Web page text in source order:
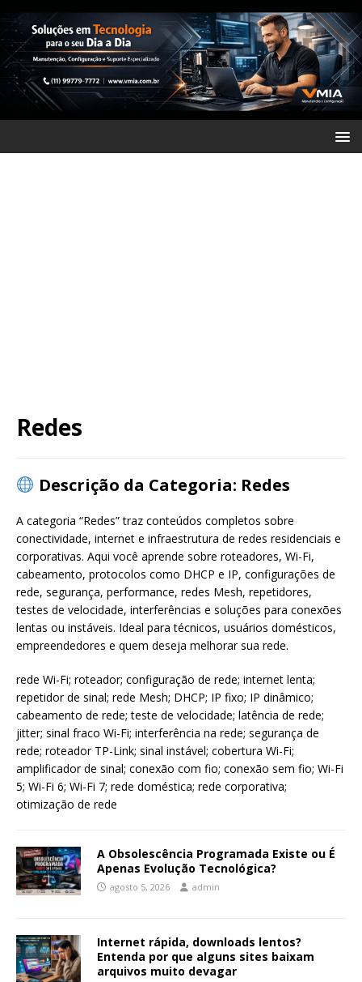
Redes
Descrição da Categoria: Redes
A categoria “Redes” traz conteúdos completos sobre
conectividade, internet e infraestrutura de redes residenciais e
corporativas. Aqui você aprende sobre roteadores, Wi-Fi,
cabeamento, protocolos como DHCP e IP, configurações de
rede, segurança, performance, redes Mesh, repetidores,
testes de velocidade, interferências e soluções para conexões
lentas ou instáveis. Ideal para técnicos, usuários domésticos,
empreendedores e quem deseja melhorar sua rede.
rede Wi-Fi; roteador; configuração de rede; internet lenta;
repetidor de sinal; rede Mesh; DHCP; IP fixo; IP dinâmico;
cabeamento de rede; teste de velocidade; latência de rede;
jitter; sinal fraco Wi-Fi; interferência na rede; segurança de
rede; roteador TP-Link; sinal instável; cobertura Wi-Fi;
amplificador de sinal; conexão com fio; conexão sem fio; Wi-Fi
5; Wi-Fi 6; Wi-Fi 7; rede doméstica; rede corporativa;
otimização de rede
A Obsolescência Programada Existe ou É
Apenas Evolução Tecnológica?
agosto 5, 2026 admin
Internet rápida, downloads lentos?
Entenda por que alguns sites baixam
arquivos muito devagar